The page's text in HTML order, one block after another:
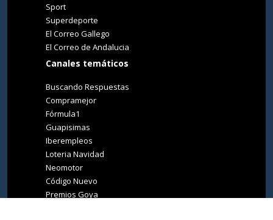
Sport
Superdeporte
El Correo Gallego
El Correo de Andalucia
Canales temáticos
Buscando Respuestas
Compramejor
Fórmula1
Guapisimas
Iberempleos
Loteria Navidad
Neomotor
Código Nuevo
Premios Goya